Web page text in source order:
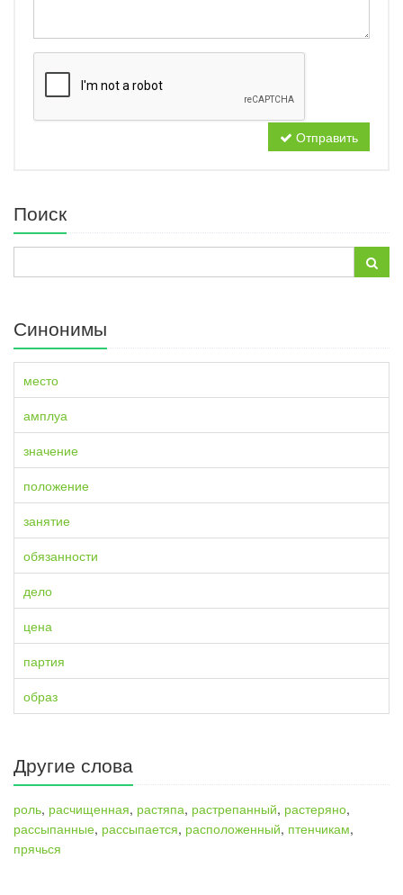
Отправить
Поиск
Синонимы
место
амплуа
значение
положение
занятие
обязанности
дело
цена
партия
образ
Другие слова
роль, расчищенная, растяпа, растрепанный, растеряно,
рассыпанные, рассыпается, расположенный, птенчикам,
прячься